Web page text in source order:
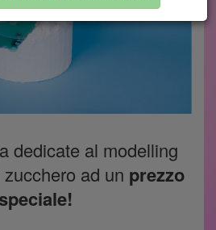
dedicate al modelling
ad un prezzo
speciale!